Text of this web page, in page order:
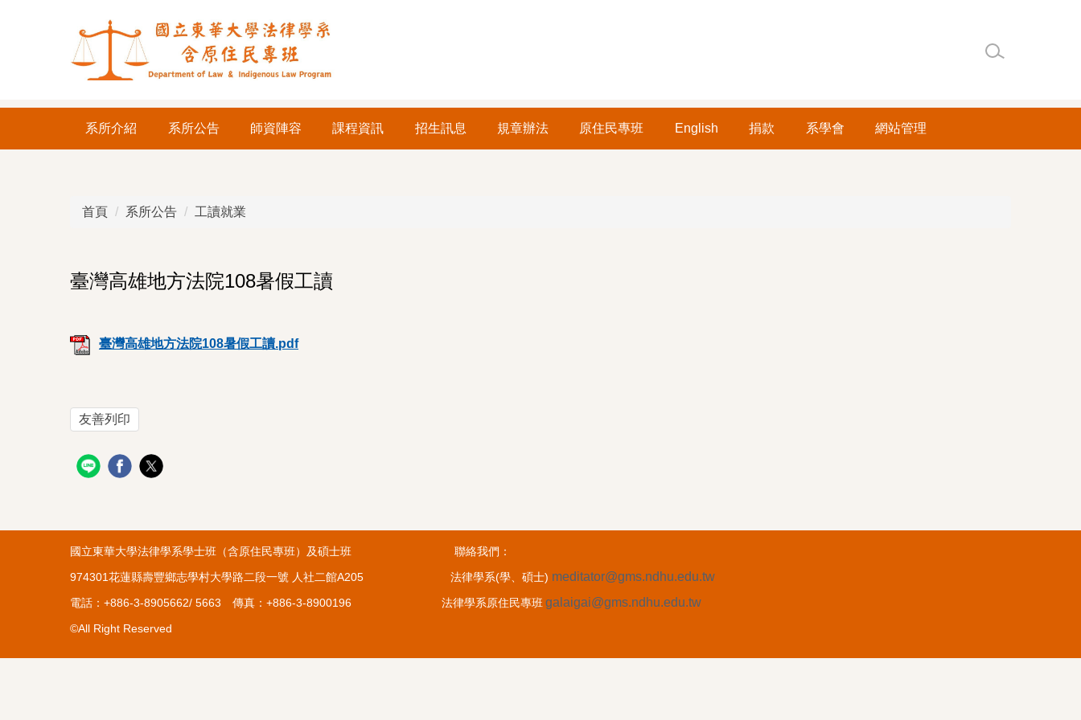
容
系所介紹 系所公告 師資陣容 課程資訊 招生訊息 規章辦法 原住民專班 English 捐款 系學會 網站管理
首頁 系所公告 工讀就業
臺灣高雄地方法院108暑假工讀
臺灣高雄地方法院108暑假工讀.pdf
友善列印
國立東華大學法律學系學士班（含原住民專班）及碩士班 聯絡我們：
974301花蓮縣壽豐鄉志學村大學路二段一號 人社二館A205 法律學系(學、碩士) meditator@gms.ndhu.edu.tw
電話：+886-3-8905662/ 5663 傳真：+886-3-8900196 法律學系原住民專班 galaigai@gms.ndhu.edu.tw
©All Right Reserved